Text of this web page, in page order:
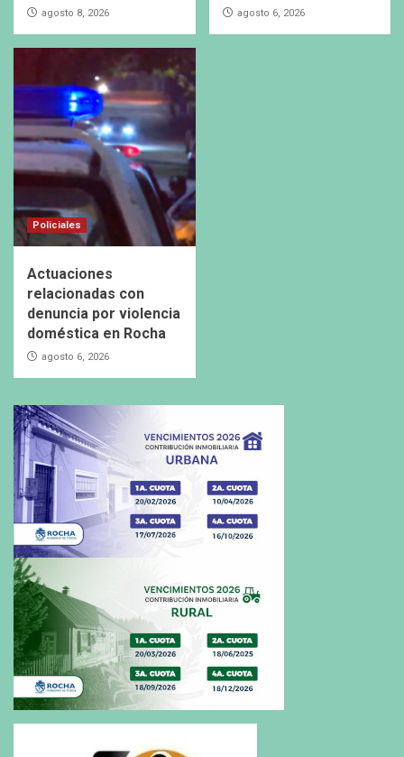
agosto 8, 2026 agosto 6, 2026
Policiales
Actuaciones
relacionadas con
denuncia por violencia
doméstica en Rocha
agosto 6, 2026